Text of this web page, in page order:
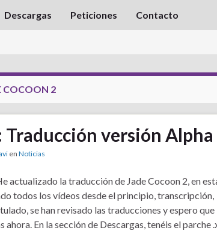
Descargas Peticiones Contacto
COCOON 2
Traducción versión Alpha
en Noticias
actualizado la traducción de Jade Cocoon 2, en
todos los vídeos desde el principio, transcripción,
se han revisado las traducciones y espero que
ahora. En la sección de Descargas, tenéis el parche